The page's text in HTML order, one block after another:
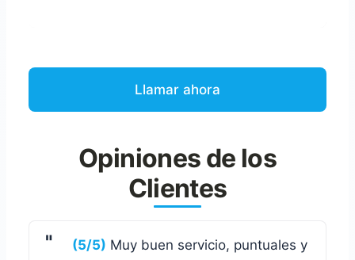
Llamar ahora
Opiniones de los
Clientes
(5/5) Muy buen servicio, puntuales y